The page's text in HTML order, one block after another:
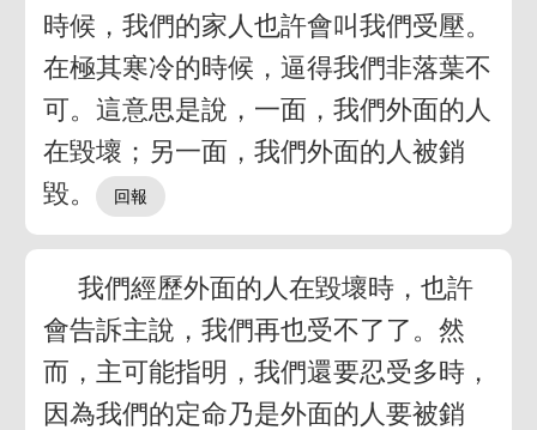
時候，我們的家人也許會叫我們受壓。
在極其寒冷的時候，逼得我們非落葉不
可。這意思是說，一面，我們外面的人
在毀壞；另一面，我們外面的人被銷
毀。
我們經歷外面的人在毀壞時，也許
會告訴主說，我們再也受不了了。然
而，主可能指明，我們還要忍受多時，
因為我們的定命乃是外面的人要被銷